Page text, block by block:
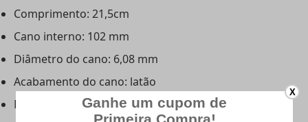
Comprimento: 21,5cm
Cano interno: 102 mm
Diâmetro do cano: 6,08 mm
Acabamento do cano: latão
Massa de mira: fixa
X